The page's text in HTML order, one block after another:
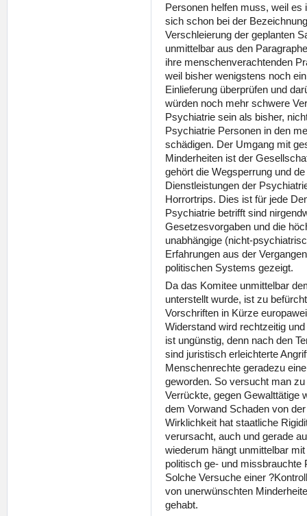
Personen helfen muss, weil
sich schon bei der
Verschleierung der geplanten
unmittelbar aus den
ihre menschenverachtenden
weil bisher wenigstens noch
Einlieferung überprüfen und
würden noch mehr schwere
Psychiatrie sein als bisher,
Psychiatrie Personen in den
schädigen. Der Umgang mit
Minderheiten ist der
gehört die Wegsperrung und
Dienstleistungen der
Horrortrips. Dies ist für jede
Psychiatrie betrifft sind
Gesetzesvorgaben und die
unabhängige (nicht-
Erfahrungen aus der
politischen Systems gezeigt.
Da das Komitee unmittelbar
unterstellt wurde, ist zu
Vorschriften in Kürze
Widerstand wird rechtzeitig
ist ungünstig, denn nach den
sind juristisch erleichterte
Menschenrechte geradezu
geworden. So versucht man
Verrückte, gegen Gewalttätige
dem Vorwand Schaden von
Wirklichkeit hat staatliche
verursacht, auch und gerade
wiederum hängt unmittelbar
politisch ge- und
Solche Versuche einer
von unerwünschten
gehabt.